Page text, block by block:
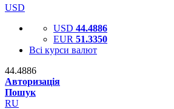
USD
USD 44.4886
EUR 51.3350
Всі курси валют
44.4886
Авторизація
Пошук
RU